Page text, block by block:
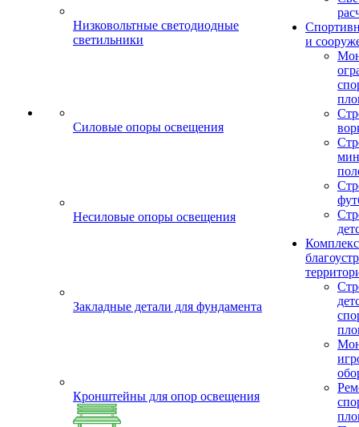
Низковольтные светодиодные
светильники
Силовые опоры освещения
Несиловые опоры освещения
Закладные детали для фундамента
Кронштейны для опор освещения
и